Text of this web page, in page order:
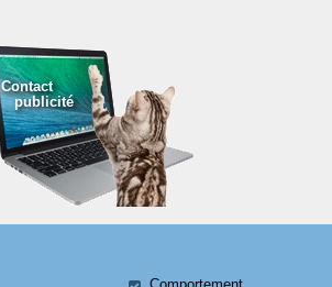
Contact
publicité